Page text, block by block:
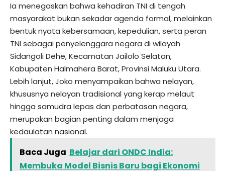
Ia menegaskan bahwa kehadiran TNI di tengah
masyarakat bukan sekadar agenda formal, melainkan
bentuk nyata kebersamaan, kepedulian, serta peran
TNI sebagai penyelenggara negara di wilayah
Sidangoli Dehe, Kecamatan Jailolo Selatan,
Kabupaten Halmahera Barat, Provinsi Maluku Utara.
Lebih lanjut, Joko menyampaikan bahwa nelayan,
khususnya nelayan tradisional yang kerap melaut
hingga samudra lepas dan perbatasan negara,
merupakan bagian penting dalam menjaga
kedaulatan nasional.
Baca Juga Belajar dari ONDC India:
Membuka Model Bisnis Baru bagi Ekonomi